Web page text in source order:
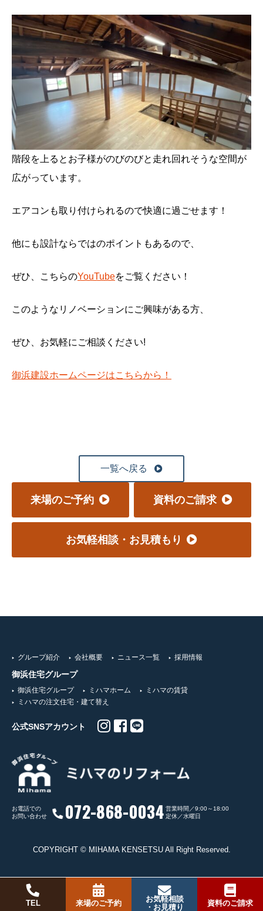
階段を上るとお子様がのびのびと走れ回れそうな空間が
広がっています。
エアコンも取り付けられるので快適に過ごせます！
他にも設計ならではのポイントもあるので、
ぜひ、こちらのYouTubeをご覧ください！
このようなリノベーションにご興味がある方、
ぜひ、お気軽にご相談ください!
御浜建設ホームページはこちらから！
一覧へ戻る
来場のご予約
お気軽相談・お見積もり
資料のご請求
グループ紹介 会社概要 ニュース一覧 採用情報
御浜住宅グループ
御浜住宅グループ ミハマホーム
ミハマの賃貸
ミハマの注文住宅・建て替え
公式SNSアカウント
お電話での
お問い合わせ
072-868-0034 営業時間／9:00～18:00
定休／水曜日
COPYRIGHT © MIHAMA KENSETSU All Right Reserved.
TEL 来場のご予約
お気軽相談
・お見積り
資料のご請求